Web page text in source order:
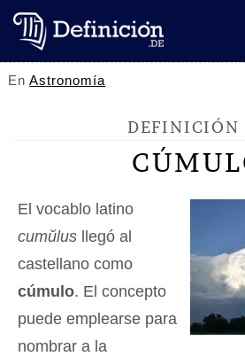
EnAstronomía
DEFINICIÓN
El vocablo latino
cumŭlus llegó al
castellano como
cúmulo. El concepto
puede emplearse para
nombrar a la